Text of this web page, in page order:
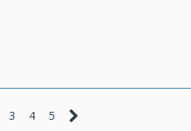
3 4 5